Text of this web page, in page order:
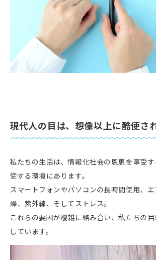
現代⼈の⽬は、想像以上に酷使さ
私たちの⽣活は、情報化社会の恩恵を享受
使する環境にあります。
スマートフォンやパソコンの⻑時間使⽤、
燥、紫外線、そしてストレス。
これらの要因が複雑に絡み合い、私たちの
しています。